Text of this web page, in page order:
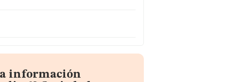
información